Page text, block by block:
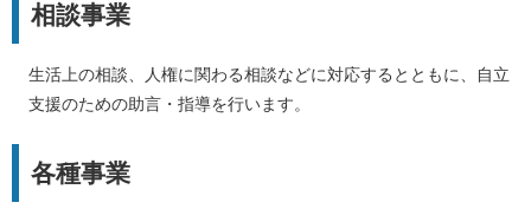
相談事業
生活上の相談、人権に関わる相談などに対応するとともに、自立
支援のための助言・指導を行います。
各種事業